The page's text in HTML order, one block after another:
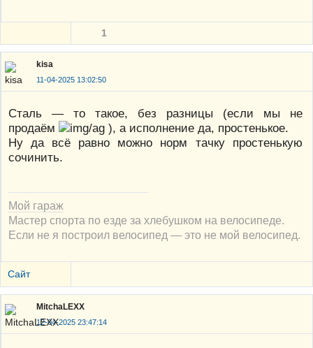
1
kisa
11-04-2025 13:02:50
Сталь — то такое, без разницы (если мы не
продаём
), а исполнение да, простенькое.
Ну да всё равно можно норм тачку простенькую
сочинить.
Мой гараж
Мастер спорта по езде за хлебушком на велосипеде.
Если не я построил велосипед — это не мой велосипед.
Сайт
MitchaLEXX
12-04-2025 23:47:14